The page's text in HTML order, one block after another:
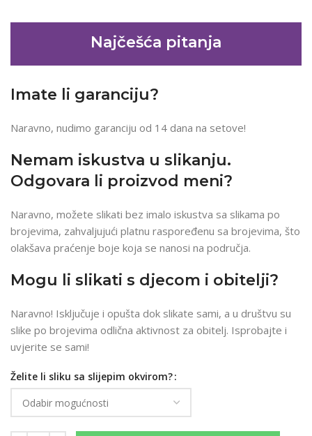
Najčešća pitanja
Imate li garanciju?
Naravno, nudimo garanciju od 14 dana na setove!
Nemam iskustva u slikanju.
Odgovara li proizvod meni?
Naravno, možete slikati bez imalo iskustva sa slikama po
brojevima, zahvaljujući platnu raspoređenu sa brojevima, što
olakšava praćenje boje koja se nanosi na područja.
Mogu li slikati s djecom i obitelji?
Naravno! Isključuje i opušta dok slikate sami, a u društvu su
slike po brojevima odlična aktivnost za obitelj. Isprobajte i
uvjerite se sami!
Želite li sliku sa slijepim okvirom?